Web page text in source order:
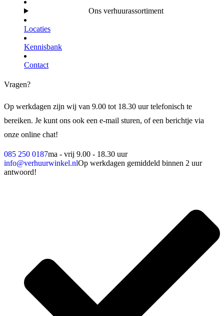
Ons verhuurassortiment
Locaties
Kennisbank
Contact
Vragen?
Op werkdagen zijn wij van 9.00 tot 18.30 uur telefonisch te
bereiken. Je kunt ons ook een e-mail sturen, of een berichtje via
onze online chat!
085 250 0187ma - vrij 9.00 - 18.30 uur
info@verhuurwinkel.nlOp werkdagen gemiddeld binnen 2 uur
antwoord!